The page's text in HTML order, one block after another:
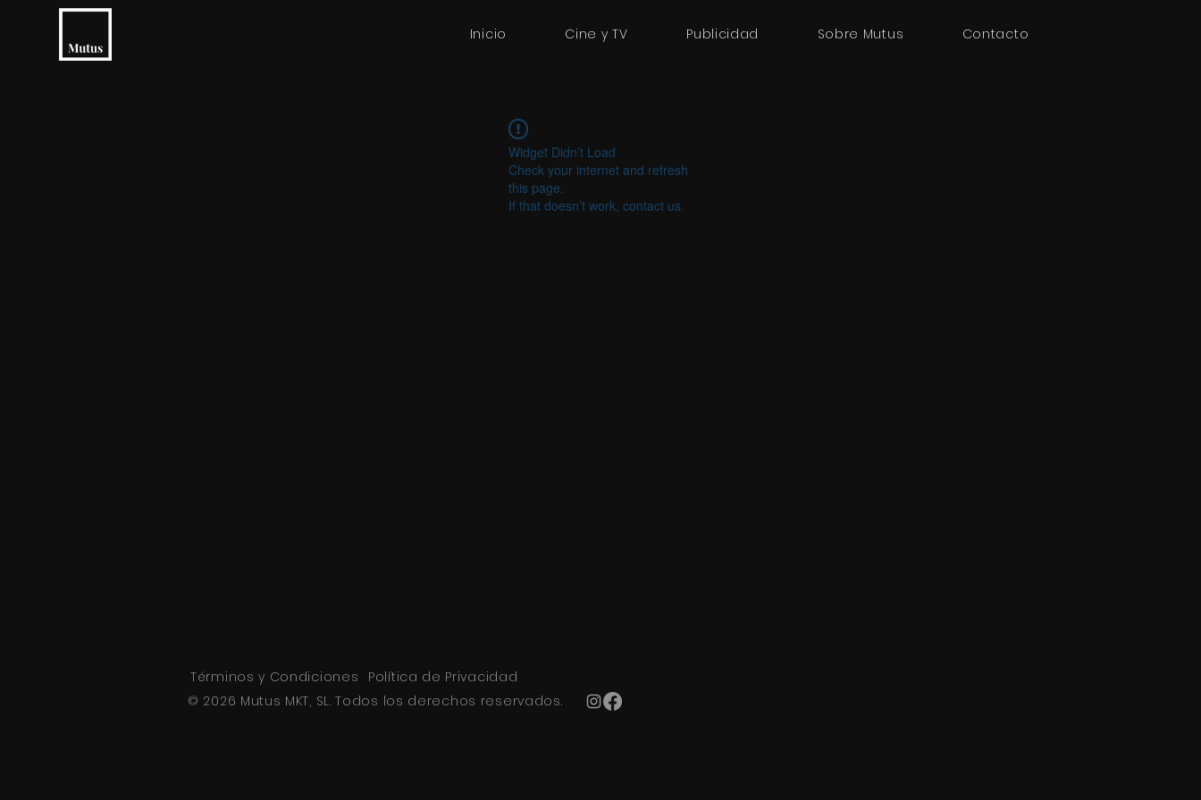
Inicio Cine y TV Publicidad Sobre Mutus Contacto
Widget Didn’t Load
Check your internet and refresh
this page.
If that doesn’t work, contact us.
Términos y Condiciones
Política de Privacidad
© 2026 Mutus MKT, SL. Todos los derechos reservados.